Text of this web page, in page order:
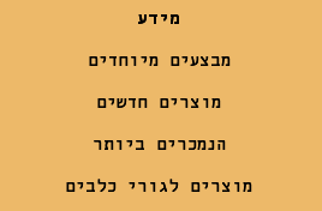
מידע
מבצעים מיוחדים
מוצרים חדשים
הנמכרים ביותר
מוצרים לגורי כלבים